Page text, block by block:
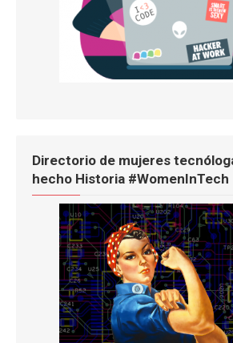
Directorio de mujeres
hecho Historia #WomenInTech